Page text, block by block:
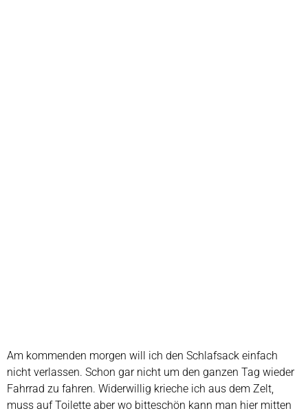
Am kommenden morgen will ich den Schlafsack einfach
nicht verlassen. Schon gar nicht um den ganzen Tag wieder
Fahrrad zu fahren. Widerwillig krieche ich aus dem Zelt,
muss auf Toilette aber wo bitteschön kann man hier mitten